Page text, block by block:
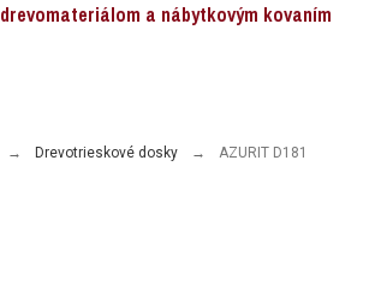
drevomateriálom a nábytkovým kovaním
Drevotrieskové dosky AZURIT D181